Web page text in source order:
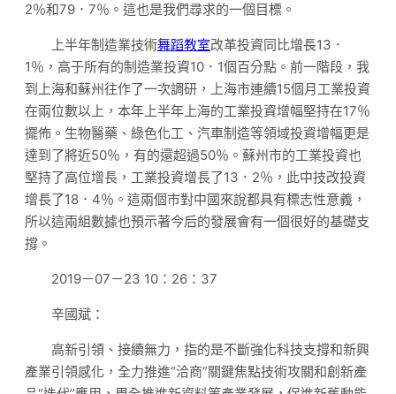
2％和79．7％。這也是我們尋求的一個目標。
上半年制造業技術舞蹈教室改革投資同比增長13．
1％，高于所有的制造業投資10．1個百分點。前一階段，我
到上海和蘇州往作了一次調研，上海市連續15個月工業投資
在兩位數以上，本年上半年上海的工業投資增幅堅持在17％
擺佈。生物醫藥、綠色化工、汽車制造等領域投資增幅更是
達到了將近50％，有的還超過50％。蘇州市的工業投資也
堅持了高位增長，工業投資增長了13．2％，此中技改投資
增長了18．4％。這兩個市對中國來說都具有標志性意義，
所以這兩組數據也預示著今后的發展會有一個很好的基礎支
撐。
2019－07－23 10：26：37
辛國斌：
高新引領、接續無力，指的是不斷強化科技支撐和新興
產業引領感化，全力推進“洽商”關鍵焦點技術攻關和創新產